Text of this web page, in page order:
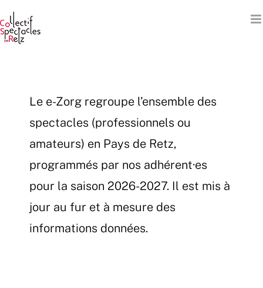
au
contenu
Le e-Zorg regroupe l’ensemble des
spectacles (professionnels ou
amateurs) en Pays de Retz,
programmés par nos adhérent·es
pour la saison 2026-2027. Il est mis à
jour au fur et à mesure des
informations données.